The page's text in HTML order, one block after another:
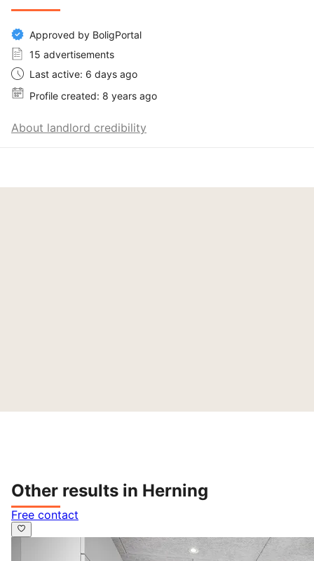
Approved by BoligPortal
15 advertisements
Last active: 6 days ago
Profile created: 8 years ago
About landlord credibility
Other results in Herning
Free contact